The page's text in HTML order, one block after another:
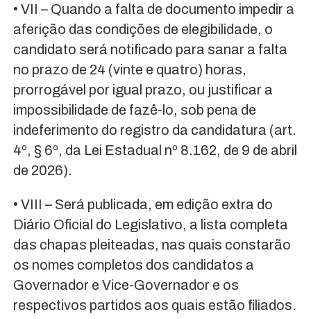
• VII – Quando a falta de documento impedir a
aferição das condições de elegibilidade, o
candidato será notificado para sanar a falta
no prazo de 24 (vinte e quatro) horas,
prorrogável por igual prazo, ou justificar a
impossibilidade de fazê-lo, sob pena de
indeferimento do registro da candidatura (art.
4º, § 6º, da Lei Estadual nº 8.162, de 9 de abril
de 2026).
• VIII – Será publicada, em edição extra do
Diário Oficial do Legislativo, a lista completa
das chapas pleiteadas, nas quais constarão
os nomes completos dos candidatos a
Governador e Vice-Governador e os
respectivos partidos aos quais estão filiados.